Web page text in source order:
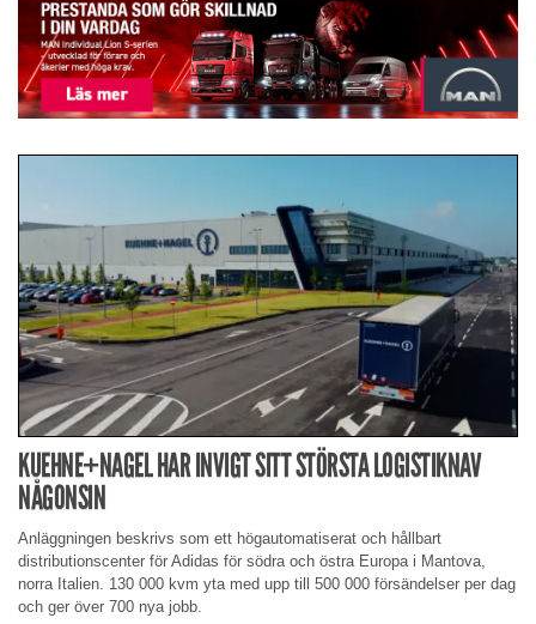
KUEHNE+NAGEL HAR INVIGT SITT STÖRSTA LOGISTIKNAV
NÅGONSIN
Anläggningen beskrivs som ett högautomatiserat och hållbart
distributionscenter för Adidas för södra och östra Europa i Mantova,
norra Italien. 130 000 kvm yta med upp till 500 000 försändelser per dag
och ger över 700 nya jobb.